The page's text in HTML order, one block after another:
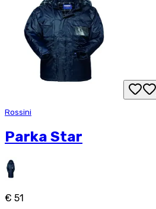
Rossini
Parka Star
€ 51